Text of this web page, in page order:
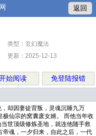
返回
类型：玄幻魔法
更新：2025-12-13
始阅读 免登陆报错
却因妻徒背叛，灵魂沉睡九万
仙宗的窝囊废女婿。 而他当年收
世顶级修炼圣地，就连他随手救
魂，一夕归来，自此之后，一代